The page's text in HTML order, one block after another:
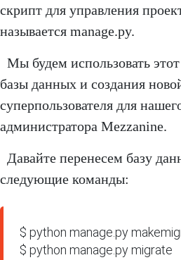
скрипт для управления
называется manage.py.
Мы будем использовать
базы данных и создания
суперпользователя для
администратора Mezzanine.
Давайте перенесем базу
следующие команды:
$ python manage.py
$ python manage.py migrate